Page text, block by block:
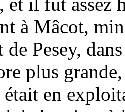
à Mâcot,
de Pesey,
plus
en